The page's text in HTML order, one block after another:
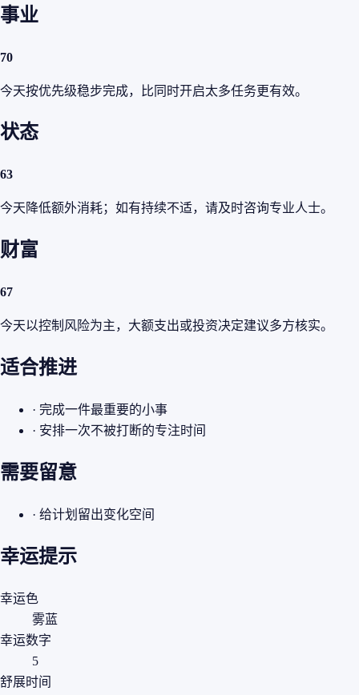
事业
70
今天按优先级稳步完成，比同时开启太多任务更有效。
状态
63
今天降低额外消耗；如有持续不适，请及时咨询专业人士。
财富
67
今天以控制风险为主，大额支出或投资决定建议多方核实。
适合推进
· 完成一件最重要的小事
· 安排一次不被打断的专注时间
需要留意
· 给计划留出变化空间
幸运提示
幸运色
雾蓝
幸运数字
5
舒展时间